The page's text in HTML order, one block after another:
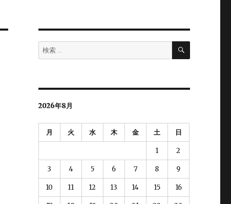
検
索:
検
2026年8月
月 火 水 木 金 土 日
1 2
3 4 5 6 7 8 9
10 11 12 13 14 15 16